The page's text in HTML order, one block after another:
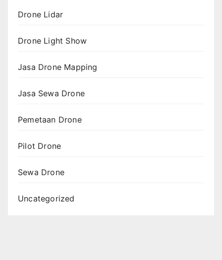
Drone Lidar
Drone Light Show
Jasa Drone Mapping
Jasa Sewa Drone
Pemetaan Drone
Pilot Drone
Sewa Drone
Uncategorized